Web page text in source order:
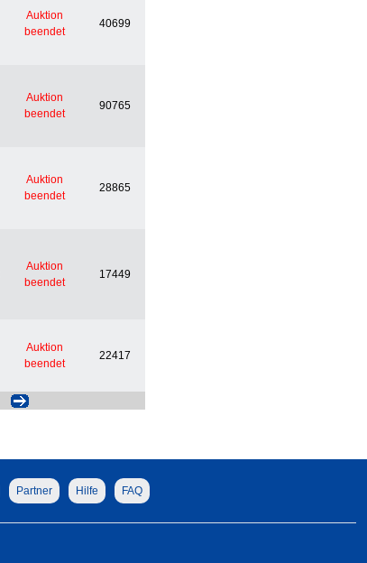
Auktion
beendet
40699
Auktion
beendet
90765
Auktion
beendet
28865
Auktion
beendet
17449
Auktion
beendet
22417
Partner Hilfe FAQ